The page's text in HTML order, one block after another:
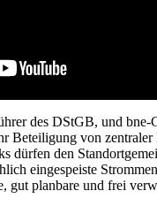
des DStGB, und bne-
Beteiligung von
dürfen den
eingespeiste
gut planbare und frei